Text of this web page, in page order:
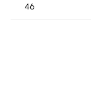
46